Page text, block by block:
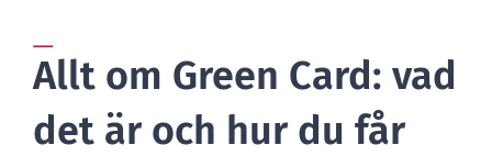
KONTROLLERA ESTA-STATUS
Allt om Green Card: vad
det är och hur du får